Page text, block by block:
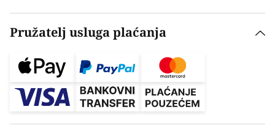
Pružatelj usluga plaćanja